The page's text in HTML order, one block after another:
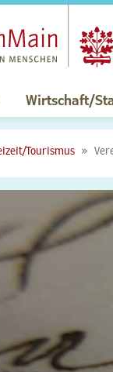
Wirtschaft/
Tourismus